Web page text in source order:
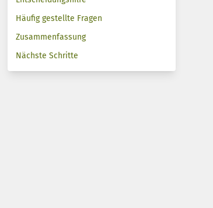
Häufig gestellte Fragen
Zusammenfassung
Nächste Schritte